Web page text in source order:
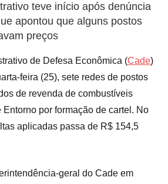
teve início após denúncia
apontou que alguns postos
preços
de Defesa Econômica (Cade)
feira (25), sete redes de postos
de revenda de combustíveis
por formação de cartel. No
aplicadas passa de R$ 154,5
geral do Cade em